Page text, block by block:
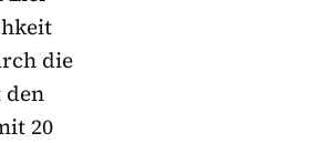
die
den
20